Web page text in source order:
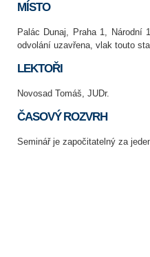
MÍSTO
Palác Dunaj, Praha 1, Národní
odvolání uzavřena, vlak touto
LEKTOŘI
Novosad Tomáš, JUDr.
ČASOVÝ ROZVRH
Seminář je započitatelný za